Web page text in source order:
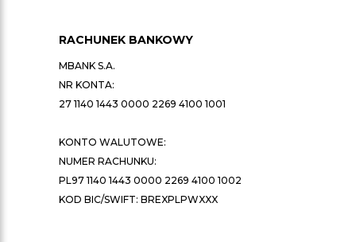
RACHUNEK BANKOWY
MBANK S.A.
NR KONTA:
27 1140 1443 0000 2269 4100 1001
KONTO WALUTOWE:
NUMER RACHUNKU:
PL97 1140 1443 0000 2269 4100 1002
KOD BIC/SWIFT: BREXPLPWXXX